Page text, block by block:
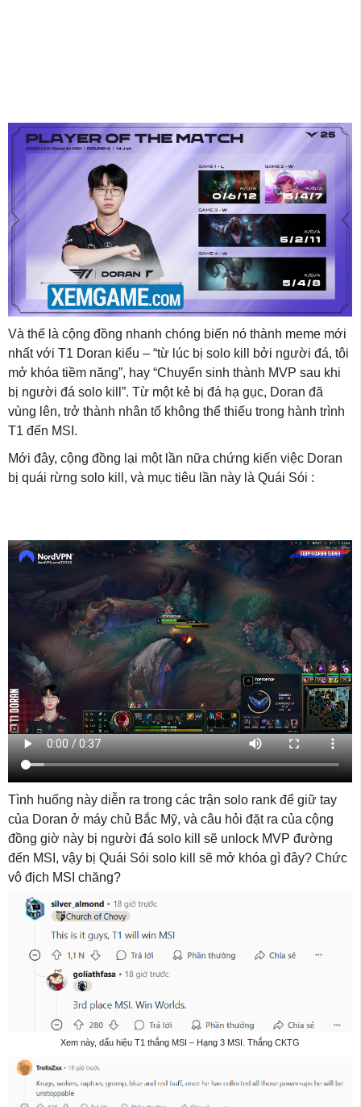
Và thế là cộng đồng nhanh chóng biến nó thành meme mới
nhất với T1 Doran kiểu – “từ lúc bị solo kill bởi người đá, tôi
mở khóa tiềm năng”, hay “Chuyển sinh thành MVP sau khi
bị người đá solo kill”. Từ một kẻ bị đá hạ gục, Doran đã
vùng lên, trở thành nhân tố không thể thiếu trong hành trình
T1 đến MSI.
Mới đây, cộng đồng lại một lần nữa chứng kiến việc Doran
bị quái rừng solo kill, và mục tiêu lần này là Quái Sói :
Tình huống này diễn ra trong các trận solo rank để giữ tay
của Doran ở máy chủ Bắc Mỹ, và câu hỏi đặt ra của cộng
đồng giờ này bị người đá solo kill sẽ unlock MVP đường
đến MSI, vậy bị Quái Sói solo kill sẽ mở khóa gì đây? Chức
vô địch MSI chăng?
Xem này, dấu hiệu T1 thắng MSI – Hạng 3 MSI. Thắng CKTG